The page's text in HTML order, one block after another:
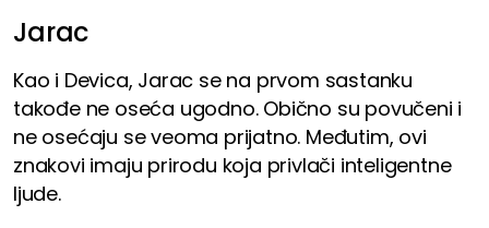
Jarac
Kao i Devica, Jarac se na prvom sastanku
takođe ne oseća ugodno. Obično su povučeni i
ne osećaju se veoma prijatno. Međutim, ovi
znakovi imaju prirodu koja privlači inteligentne
ljude.